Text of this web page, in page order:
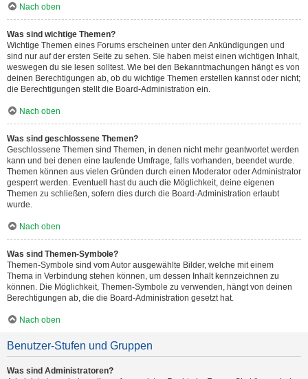
Nach oben
Was sind wichtige Themen?
Wichtige Themen eines Forums erscheinen unter den Ankündigungen und
sind nur auf der ersten Seite zu sehen. Sie haben meist einen wichtigen Inhalt,
weswegen du sie lesen solltest. Wie bei den Bekanntmachungen hängt es von
deinen Berechtigungen ab, ob du wichtige Themen erstellen kannst oder nicht;
die Berechtigungen stellt die Board-Administration ein.
Nach oben
Was sind geschlossene Themen?
Geschlossene Themen sind Themen, in denen nicht mehr geantwortet werden
kann und bei denen eine laufende Umfrage, falls vorhanden, beendet wurde.
Themen können aus vielen Gründen durch einen Moderator oder Administrator
gesperrt werden. Eventuell hast du auch die Möglichkeit, deine eigenen
Themen zu schließen, sofern dies durch die Board-Administration erlaubt
wurde.
Nach oben
Was sind Themen-Symbole?
Themen-Symbole sind vom Autor ausgewählte Bilder, welche mit einem
Thema in Verbindung stehen können, um dessen Inhalt kennzeichnen zu
können. Die Möglichkeit, Themen-Symbole zu verwenden, hängt von deinen
Berechtigungen ab, die die Board-Administration gesetzt hat.
Nach oben
Benutzer-Stufen und Gruppen
Was sind Administratoren?